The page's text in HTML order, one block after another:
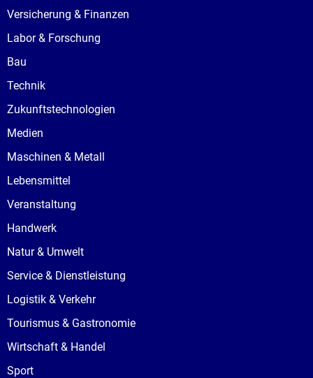
Versicherung & Finanzen
Labor & Forschung
Bau
Technik
Zukunftstechnologien
Medien
Maschinen & Metall
Lebensmittel
Veranstaltung
Handwerk
Natur & Umwelt
Service & Dienstleistung
Logistik & Verkehr
Tourismus & Gastronomie
Wirtschaft & Handel
Sport